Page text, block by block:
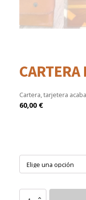
Cartera, tarjetera
60,00 €